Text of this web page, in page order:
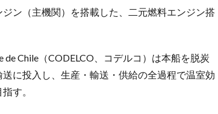
ン（主機関）を搭載した、二元燃料エンジン搭
Chile（CODELCO、コデルコ）は本船を脱炭
に投入し、生産・輸送・供給の全過程で温室効
す。